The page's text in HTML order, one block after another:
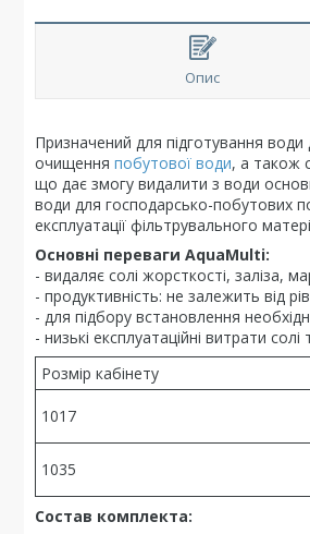
Опис
Призначений для підготування
очищення побутової води, а також
що дає змогу видалити з води
води для господарсько-побутових
експлуатації фільтрувального
Основні переваги AquaMulti:
- видаляє солі жорсткості, заліза,
- продуктивність: не залежить від
- для підбору встановлення
- низькі експлуатаційні витрати солі
Розмір кабінету
1017
1035
Cостав комплекта: